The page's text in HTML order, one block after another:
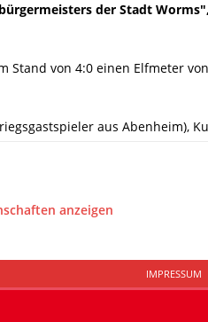
der Stadt
Stand von 4:0 einen Elfmeter
aus Abenheim),
anzeigen
IMPRESSUM